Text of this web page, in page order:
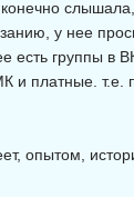
у нее
есть группы в
и платные. т.е.
опытом,